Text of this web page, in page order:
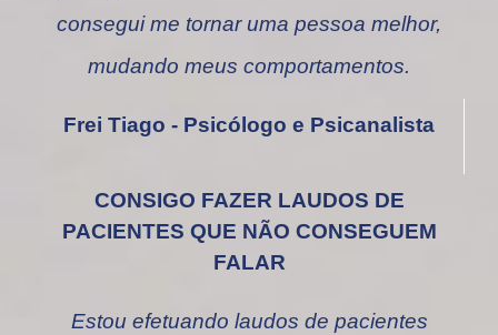
consegui me tornar uma pessoa melhor,
mudando meus comportamentos.
Frei Tiago - Psicólogo e Psicanalista
CONSIGO FAZER LAUDOS DE
PACIENTES QUE NÃO CONSEGUEM
FALAR
Estou efetuando laudos de pacientes